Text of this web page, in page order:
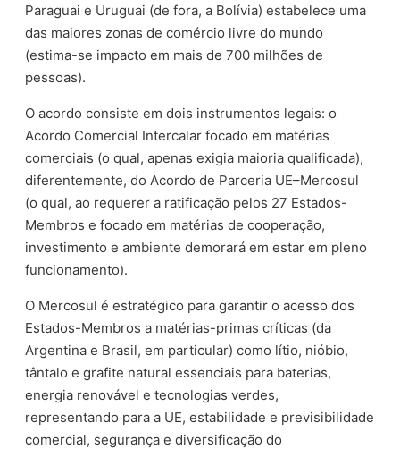
Paraguai e Uruguai (de fora, a Bolívia) estabelece uma
das maiores zonas de comércio livre do mundo
(estima-se impacto em mais de 700 milhões de
pessoas).
O acordo consiste em dois instrumentos legais: o
Acordo Comercial Intercalar focado em matérias
comerciais (o qual, apenas exigia maioria qualificada),
diferentemente, do Acordo de Parceria UE–Mercosul
(o qual, ao requerer a ratificação pelos 27 Estados-
Membros e focado em matérias de cooperação,
investimento e ambiente demorará em estar em pleno
funcionamento).
O Mercosul é estratégico para garantir o acesso dos
Estados-Membros a matérias-primas críticas (da
Argentina e Brasil, em particular) como lítio, nióbio,
tântalo e grafite natural essenciais para baterias,
energia renovável e tecnologias verdes,
representando para a UE, estabilidade e previsibilidade
comercial, segurança e diversificação do